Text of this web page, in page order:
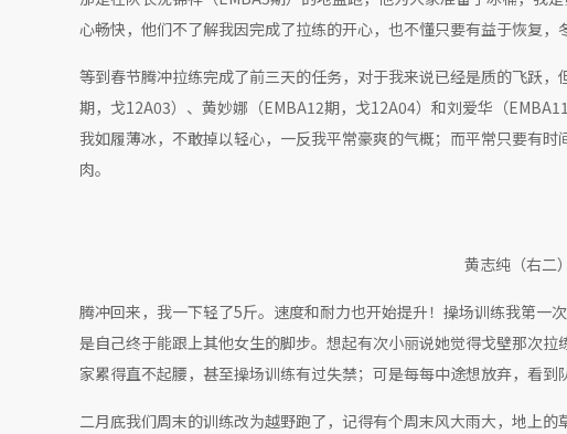
心畅快，他们不了解我因完成了拉练的开心，也不懂只要有益于恢复，
等到春节腾冲拉练完成了前三天的任务，对于我来说已经是质的飞跃
期，戈12A03）、黄妙娜（EMBA12期，戈12A04）和刘爱华（
我如履薄冰，不敢掉以轻心，一反我平常豪爽的气概；而平常只要有
肉。
黄志纯（右二
腾冲回来，我一下轻了5斤。速度和耐力也开始提升！操场训练我第一
是自己终于能跟上其他女生的脚步。想起有次小丽说她觉得戈壁那次
家累得直不起腰，甚至操场训练有过失禁；可是每每中途想放弃，看
二月底我们周末的训练改为越野跑了，记得有个周末风大雨大，地上